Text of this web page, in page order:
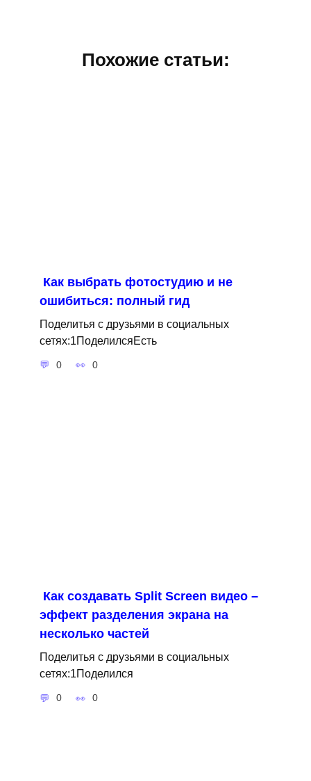
Похожие статьи:
Как выбрать фотостудию и не
ошибиться: полный гид
Поделитья с друзьями в социальных
сетях:1ПоделилсяЕсть
0 0
Как создавать Split Screen видео –
эффект разделения экрана на
несколько частей
Поделитья с друзьями в социальных
сетях:1Поделился
0 0